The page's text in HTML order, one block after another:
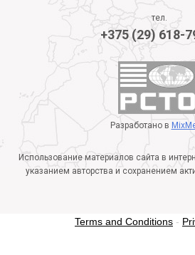
тел.
+375 (29) 618-
Разработано в
Использование материалов сайта в
указанием авторства и сохранением
Terms and Conditions -